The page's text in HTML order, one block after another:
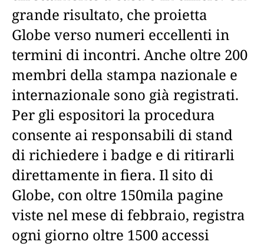
grande risultato, che proietta
Globe verso numeri eccellenti in
termini di incontri. Anche oltre 200
membri della stampa nazionale e
internazionale sono già registrati.
Per gli espositori la procedura
consente ai responsabili di stand
di richiedere i badge e di ritirarli
direttamente in fiera. Il sito di
Globe, con oltre 150mila pagine
viste nel mese di febbraio, registra
ogni giorno oltre 1500 accessi